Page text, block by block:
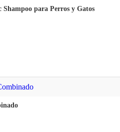
para Perros y Gatos